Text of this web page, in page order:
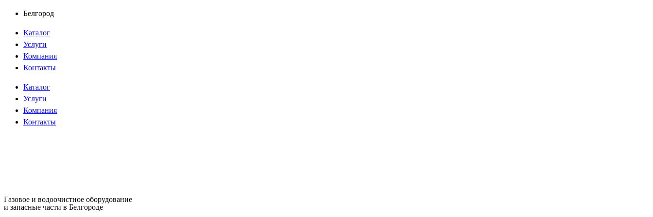
Перейти
содержимому
Белгород
Каталог
Услуги
Компания
Контакты
Каталог
Услуги
Компания
Контакты
Газовое и водоочистное оборудование
и запасные части в Белгороде